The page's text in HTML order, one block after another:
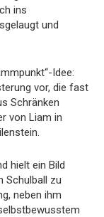
ins
und
Idee:
vor, die fast
Schränken
von Liam in
hielt ein Bild
Schulball zu
neben ihm